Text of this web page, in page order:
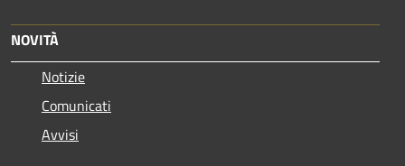
NOVITÀ
Notizie
Comunicati
Avvisi